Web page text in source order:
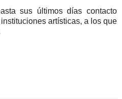
sus últimos días contacto
artísticas, a los que